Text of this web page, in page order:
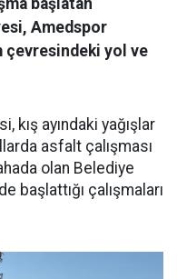
başlatan
Amedspor
çevresindeki yol ve
kış ayındaki yağışlar
asfalt çalışması
olan Belediye
başlattığı çalışmaları